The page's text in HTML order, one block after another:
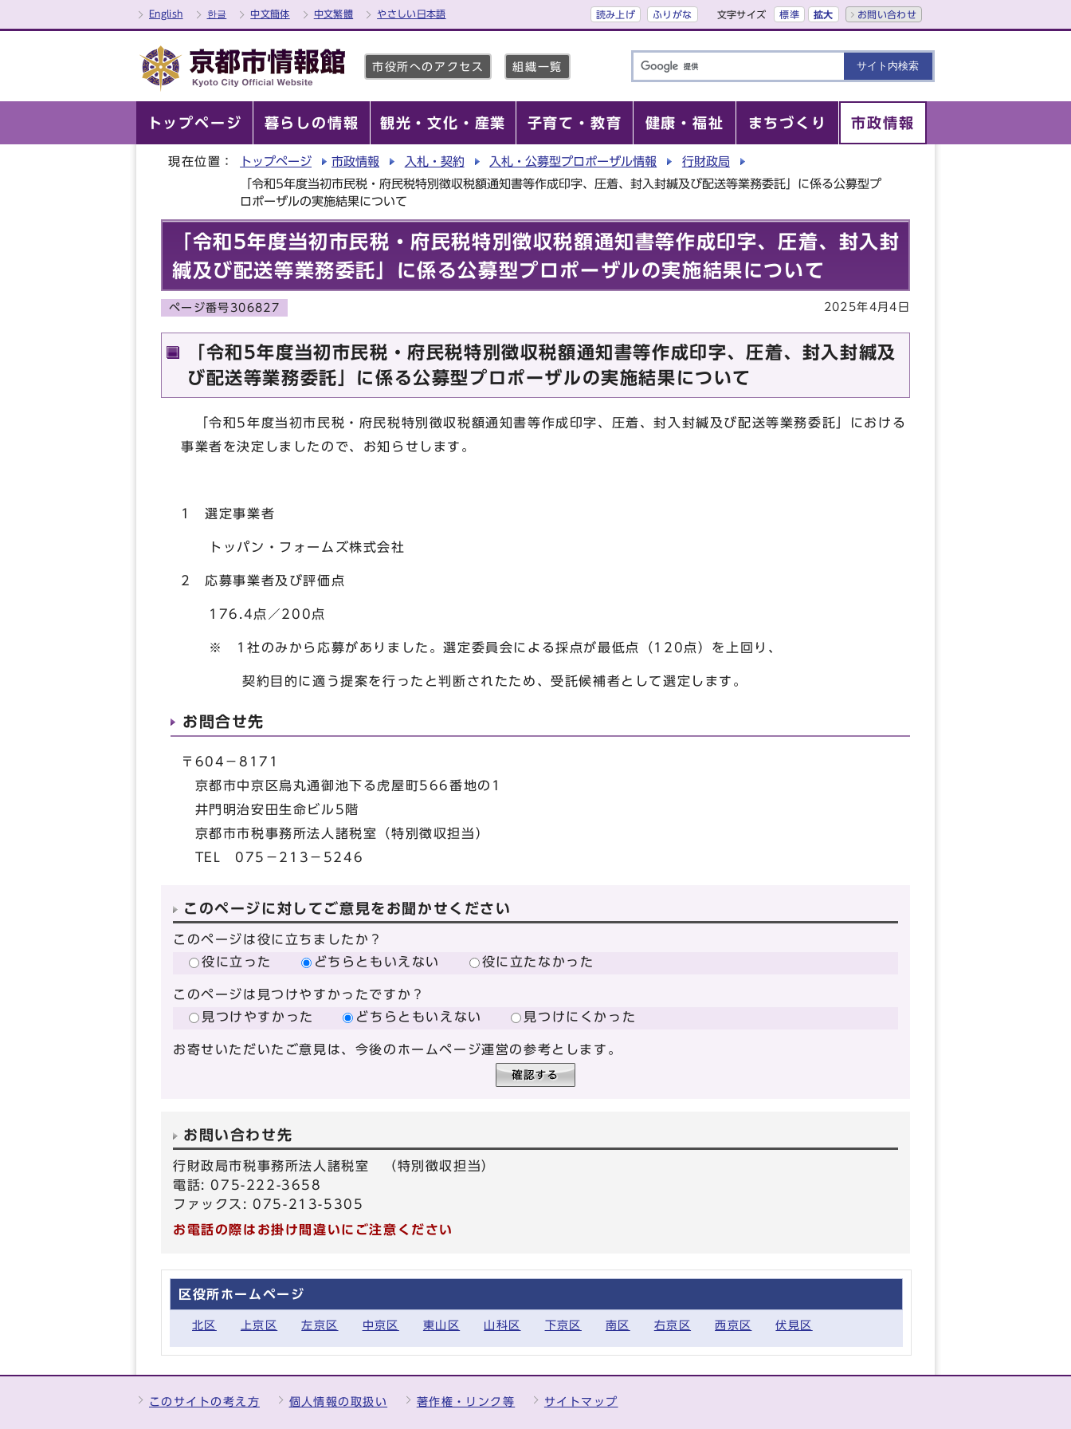
English 한글 中文簡体 中文繁體 やさしい日本語 読み上げ ふりがな 文字サイズ 標準 拡大 お問い合わせ
市役所へのアクセス 組織一覧
トップページ 暮らしの情報 観光・文化・産業 子育て・教育 健康・福祉 まちづくり 市政情報
現在位置： トップページ 市政情報 入札・契約 入札・公募型プロポーザル情報
行財政局
「令和5年度当初市民税・府民税特別徴収税額通知書等作成印字、圧着、封入封緘及び配送等業務委託」に係る公募型プ
ロポーザルの実施結果について
「令和5年度当初市民税・府民税特別徴収税額通知書等作成印字、圧着、封入封
緘及び配送等業務委託」に係る公募型プロポーザルの実施結果について
ページ番号306827 2025年4月4日
「令和5年度当初市民税・府民税特別徴収税額通知書等作成印字、圧着、封入封緘及
び配送等業務委託」に係る公募型プロポーザルの実施結果について
「令和5年度当初市民税・府民税特別徴収税額通知書等作成印字、圧着、封入封緘及び配送等業務委託」における
事業者を決定しましたので、お知らせします。
1 選定事業者
トッパン・フォームズ株式会社
2 応募事業者及び評価点
176.4点／200点
※ 1社のみから応募がありました。選定委員会による採点が最低点（120点）を上回り、
契約目的に適う提案を行ったと判断されたため、受託候補者として選定します。
お問合せ先
〒604－8171
京都市中京区烏丸通御池下る虎屋町566番地の1
井門明治安田生命ビル5階
京都市市税事務所法人諸税室（特別徴収担当）
TEL 075－213－5246
このページに対してご意見をお聞かせください
このページは役に立ちましたか？
役に立った
どちらともいえない 役に立たなかった
このページは見つけやすかったですか？
見つけやすかった
どちらともいえない 見つけにくかった
お寄せいただいたご意見は、今後のホームページ運営の参考とします。
お問い合わせ先
行財政局市税事務所法人諸税室 （特別徴収担当）
電話: 075-222-3658
ファックス: 075-213-5305
お電話の際はお掛け間違いにご注意ください
区役所ホームページ
北区 上京区 左京区 中京区 東山区 山科区 下京区 南区 右京区 西京区 伏見区
このサイトの考え方 個人情報の取扱い 著作権・リンク等 サイトマップ